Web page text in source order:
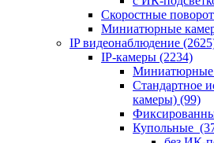
Скоростные
Миниатюрные
IP видеонаблюдение
IP-камеры (2234)
Миниатюрные
Стандартное
камеры) (99)
Купольные